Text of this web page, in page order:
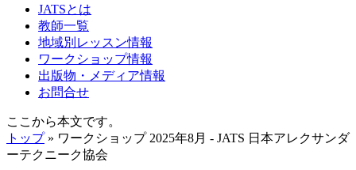
JATSとは
教師一覧
地域別レッスン情報
ワークショップ情報
出版物・メディア情報
お問合せ
ここから本文です。
トップ» ワークショップ 2025年8月 - JATS 日本アレクサンダ
ーテクニーク協会